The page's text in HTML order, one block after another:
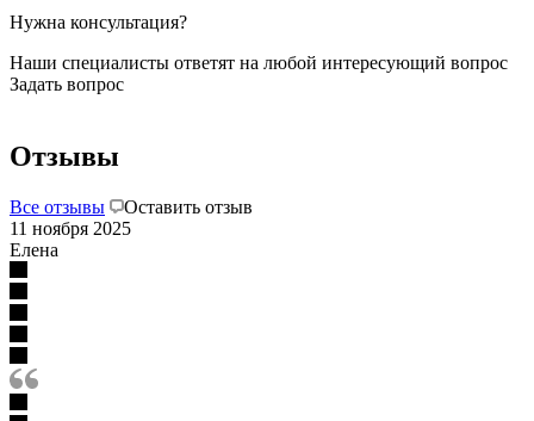
Нужна консультация?
Наши специалисты ответят на любой интересующий вопрос
Задать вопрос
Отзывы
Все отзывы
Оставить отзыв
11 ноября 2025
Елена